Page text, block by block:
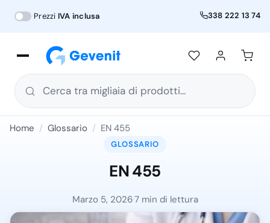
Prezzi IVA inclusa 338 222 13 74
Cerca tra migliaia di prodotti...
Home / Glossario / EN 455
GLOSSARIO
EN 455
Marzo 5, 2026·7 min di lettura